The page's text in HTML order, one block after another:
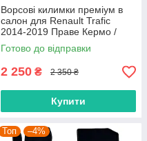
Ворсові килимки преміум в
салон для Renault Trafic
2014-2019 Праве Кермо /
Рено Трафік килимки
Готово до відправки
2 250 ₴ 2 350 ₴
Купити
Топ –4%